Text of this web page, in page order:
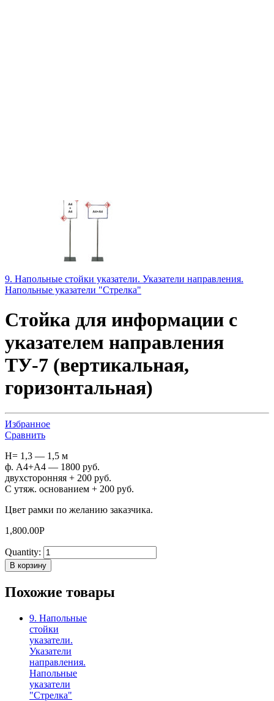
9. Напольные стойки указатели. Указатели направления.
Напольные указатели "Стрелка"
Стойка для информации с
указателем направления
ТУ-7 (вертикальная,
горизонтальная)
Избранное
Сравнить
H= 1,3 — 1,5 м
ф. А4+А4 — 1800 руб.
двухсторонняя + 200 руб.
С утяж. основанием + 200 руб.
Цвет рамки по желанию заказчика.
1,800.00Р
Quantity:
В корзину
Похожие товары
9. Напольные
стойки
указатели.
Указатели
направления.
Напольные
указатели
"Стрелка"